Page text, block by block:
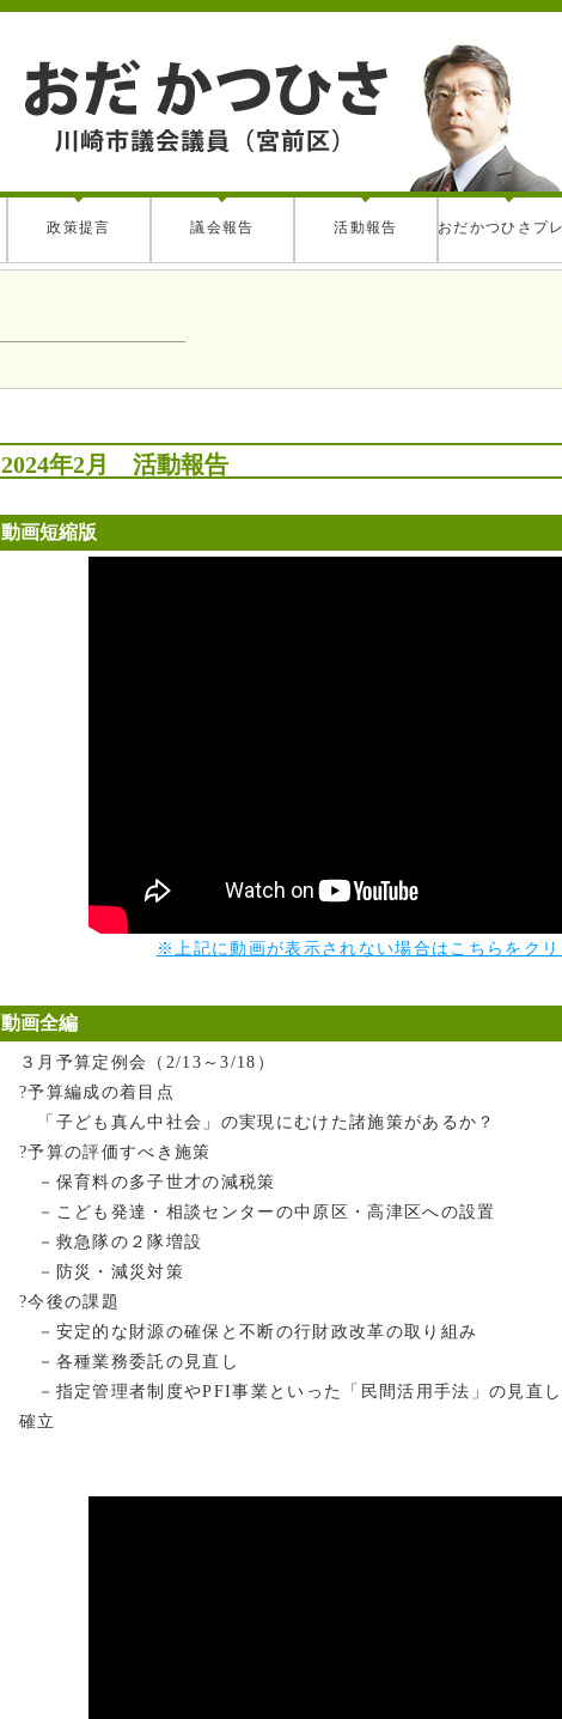
政策提言 議会報告 活動報告 おだかつひさプ
2024年2月 活動報告
動画短縮版
※上記に動画が表示されない場合はこちらをクリ
動画全編
３月予算定例会（2/13～3/18）
?予算編成の着目点
「子ども真ん中社会」の実現にむけた諸施策があるか？
?予算の評価すべき施策
－保育料の多子世才の減税策
－こども発達・相談センターの中原区・高津区への設置
－救急隊の２隊増設
－防災・減災対策
?今後の課題
－安定的な財源の確保と不断の行財政改革の取り組み
－各種業務委託の見直し
－指定管理者制度やPFI事業といった「民間活用手法」の見直
確立